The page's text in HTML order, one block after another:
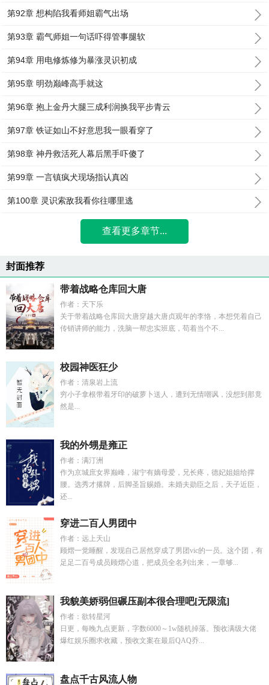
第92章 想构陷我看师姐霸气出场
第93章 霸气师姐一句话吓得管事腿软
第94章 用电修炼修为暴涨灵识初成
第95章 明劲巅峰高手就这
第96章 抱上金丹大腿三成利润换我平步青云
第97章 铁证如山不好意思我一眼看穿了
第98章 神丹救活死人幕后黑手吓傻了
第99章 一言镇疯犬现场指认真凶
第100章 灵识索敌我看你往哪里逃
查看更多章节...
封面推荐
带着战略仓库回大唐
作者：天下乐
关于带着战略仓库回大唐穿越大唐贞观年的李恪，本想凭着自己
传销讲师的能力，洗脑一帮忠实班底，苟着当个不...
校园神医狂少
作者：清泉岩上流
穷小子拿根带着牙印的破萝卜送人，遭到无情嘲讽，没想到那竟
然是...
我的外甥是雍正
作者：满汀洲
作为京城庶女界巅峰，淑宁有嫡母爱，兄长疼，德妃姐姐给撑
腰。选秀才撂牌，后脚圣旨赐婚。未婚夫勋臣之后，天子近臣，
还...
穿进二百人男团中
作者：远上天山
顾熠一觉睡醒，发现自己居然穿成了男团vic的一员。这个团，有
足足二百号成员顾熠心道，把成员全名列出来，一章够...
我貌美娇弱但碾压副本很合理吧[无限流]
作者：欲转星河
日更，每晚九点更新，字数6000～1w随机掉落。预收满级大佬
爆红娱乐圈求收藏，预收文案在最后QAQ乔...
盘点千古风流人物